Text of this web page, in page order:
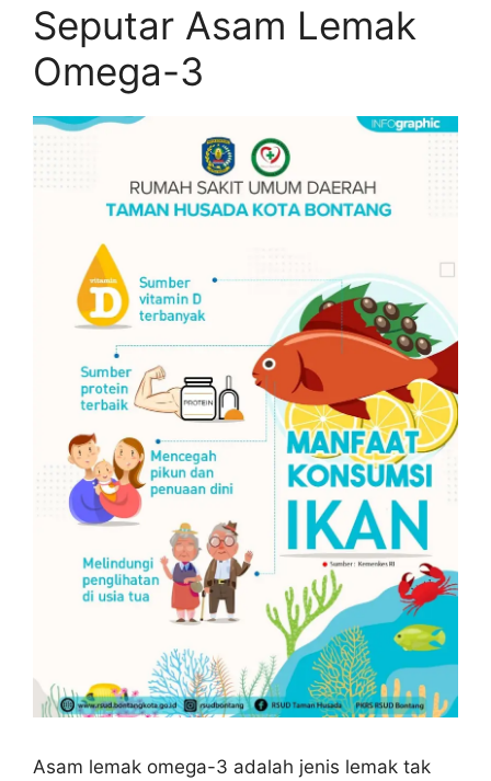
Seputar Asam Lemak
Omega-3
Asam lemak omega-3 adalah jenis lemak tak